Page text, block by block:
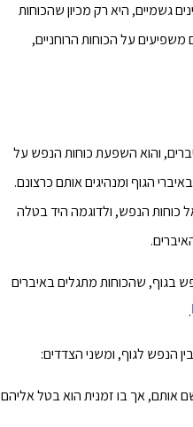
גשמיים, היא רק מכיון שהכוחות
על הכוחות הרוחניים,
והוא השפעת כוחות הנפש על
הגוף ומנהיגים אותם כרצונם.
כוחות הנפש, ולדוגמה היד בטלה
בגוף, שהכוחות מתגלים באיברים
.
הנפש לגוף, ומשני הצדדים:
אותם, אך בו זמנית הוא בטל אליהם